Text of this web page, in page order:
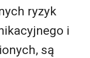
ryzyk
i
są